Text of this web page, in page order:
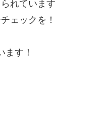
れています
ェックを！
ます！